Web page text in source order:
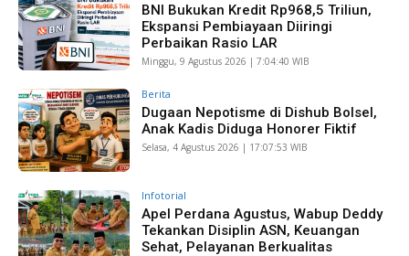
BNI Bukukan Kredit Rp968,5 Triliun,
Ekspansi Pembiayaan Diiringi
Perbaikan Rasio LAR
Minggu, 9 Agustus 2026 | 7:04:40 WIB
Berita
Dugaan Nepotisme di Dishub Bolsel,
Anak Kadis Diduga Honorer Fiktif
Selasa, 4 Agustus 2026 | 17:07:53 WIB
Infotorial
Apel Perdana Agustus, Wabup Deddy
Tekankan Disiplin ASN, Keuangan
Sehat, Pelayanan Berkualitas